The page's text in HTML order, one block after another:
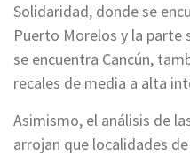
Solidaridad, donde se
Puerto Morelos y la parte
se encuentra Cancún,
recales de media a alta
Asimismo, el análisis de
arrojan que localidades